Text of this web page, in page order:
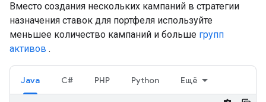
Вместо создания нескольких кампаний в стратегии
назначения ставок для портфеля используйте
меньшее количество кампаний и больше групп
активов .
Java C# PHP Python Ещё